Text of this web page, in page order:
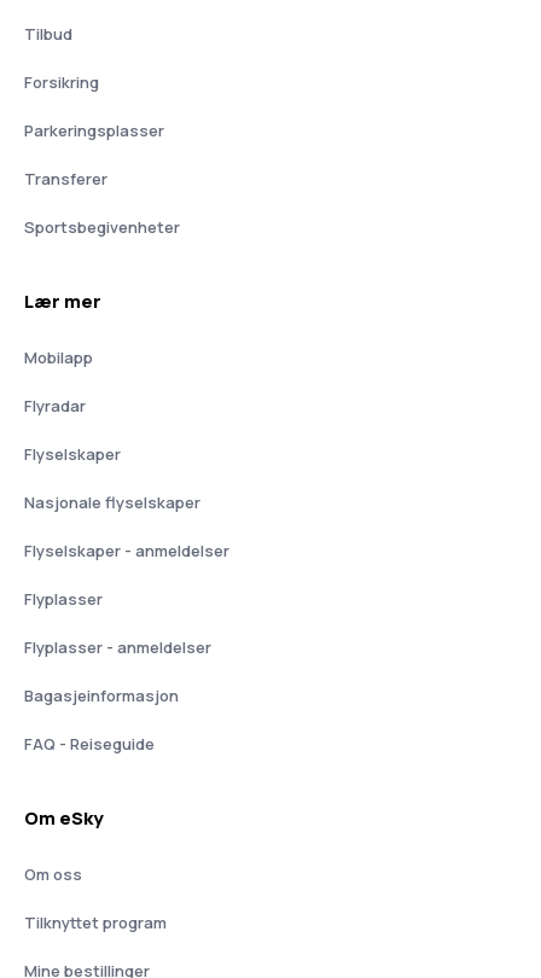
Tilbud
Forsikring
Parkeringsplasser
Transferer
Sportsbegivenheter
Lær mer
Mobilapp
Flyradar
Flyselskaper
Nasjonale flyselskaper
Flyselskaper - anmeldelser
Flyplasser
Flyplasser - anmeldelser
Bagasjeinformasjon
FAQ - Reiseguide
Om eSky
Om oss
Tilknyttet program
Mine bestillinger